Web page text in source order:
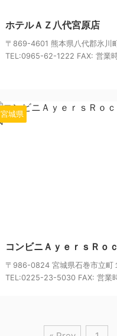
ホテルＡＺ八代宮原店
〒869-4601 熊本県八代郡氷川
TEL:0965-62-1222 FAX: 営業
宮城県
コンビニＡｙｅｒｓＲｏ
〒986-0824 宮城県石巻市立町
TEL:0225-23-5030 FAX: 営業